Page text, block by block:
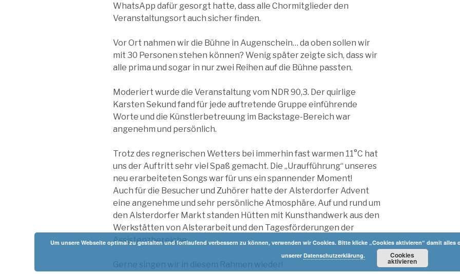
WhatsApp dafür gesorgt hatte, dass alle Chormitglieder den
Veranstaltungsort auch sicher finden.
Vor Ort nahmen wir die Bühne in Augenschein… da oben sollen wir
mit 30 Personen stehen können? Wenig später zeigte sich, dass wir
alle prima und sogar in nur zwei Reihen auf die Bühne passten.
Moderiert wurde die Veranstaltung vom NDR 90,3. Der quirlige
Karsten Sekund fand für jede auftretende Gruppe einführende
Worte und die Künstlerbetreuung im Backstage-Bereich war
angenehm und persönlich.
Trotz des regnerischen Wetters bei immerhin fast warmen 11°C hat
uns der Auftritt sehr viel Spaß gemacht. Die „Uraufführung“ unseres
neu erarbeiteten Songs war für uns ein spannender Moment!
Auch für die Besucher und Zuhörer hatte der Alsterdorfer Advent
eine angenehme und sehr persönliche Atmosphäre. Auf und rund um
den Alsterdorfer Markt standen Hütten mit Kunsthandwerk aus den
Werkstätten von Alsterarbeit und den Tagesförderungen der
Assistenzbereiche.
Gerne singen wir in diesem Rahmen wieder!
Um unsere Webseite optimal zu gestalten und fortlaufend verbessern zu können, verwenden wir Cookies. Bitte klicke „Cookies aktivieren“ damit
unserer Datenschutzerklärung. Cookies
aktivieren